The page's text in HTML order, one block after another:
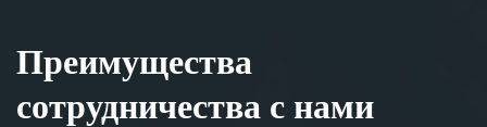
Преимущества
сотрудничества с нами